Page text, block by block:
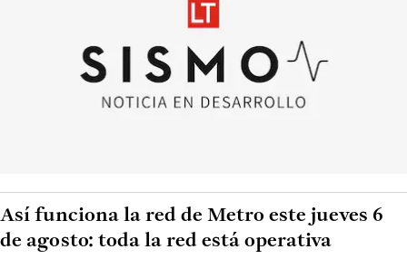
Así funciona la red de Metro este jueves 6
de agosto: toda la red está operativa